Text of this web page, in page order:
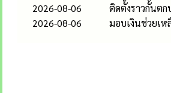
2026-08-06
ติดตั้งราวกั้นตก
2026-08-06
มอบเงินช่วยเ